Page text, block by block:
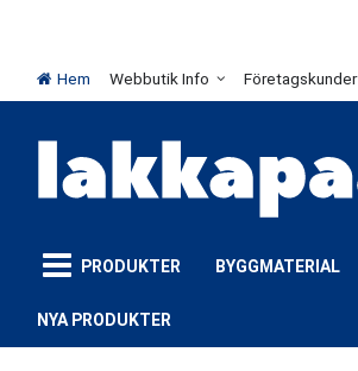
Hem Webbutik Info Företagskunder
PRODUKTER BYGGMATERIAL
NYA PRODUKTER